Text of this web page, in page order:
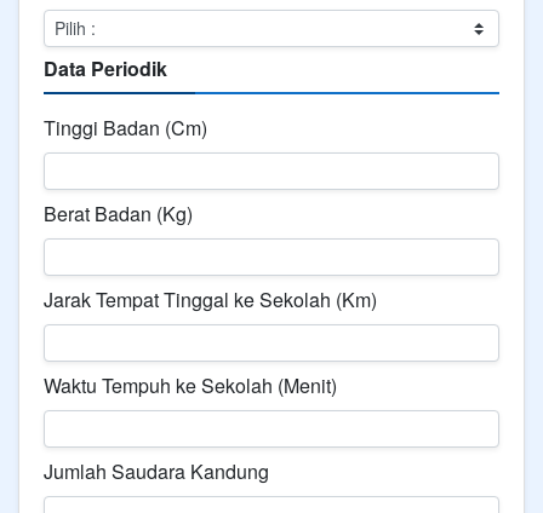
Data Periodik
Tinggi Badan (Cm)
Berat Badan (Kg)
Jarak Tempat Tinggal ke Sekolah (Km)
Waktu Tempuh ke Sekolah (Menit)
Jumlah Saudara Kandung